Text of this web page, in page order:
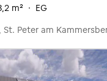
m² · EG
St. Peter am